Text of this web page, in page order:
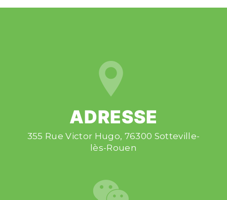
ADRESSE
355 Rue Victor Hugo, 76300 Sotteville-
lès-Rouen